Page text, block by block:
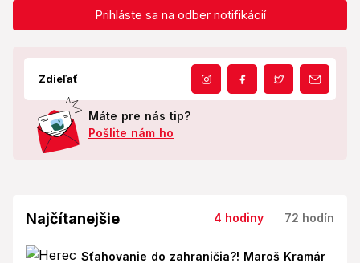
Prihláste sa na odber notifikácií
Zdieľať
Máte pre nás tip?
Pošlite nám ho
Najčítanejšie 4 hodiny 72 hodín
Sťahovanie do zahraničia?! Maroš Kramár